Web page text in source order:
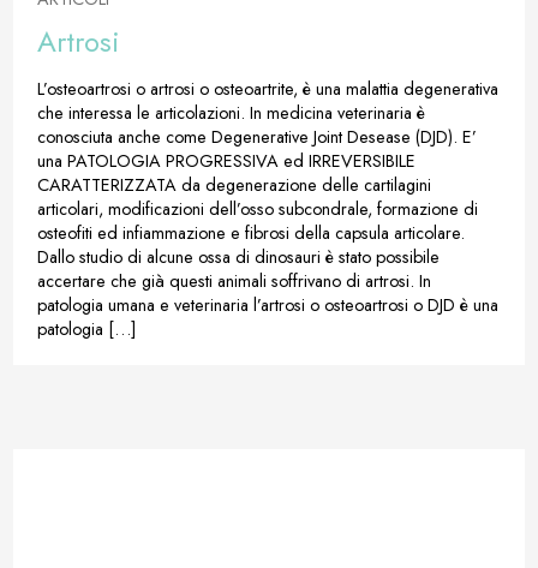
Artrosi
L’osteoartrosi o artrosi o osteoartrite, è una malattia degenerativa
che interessa le articolazioni. In medicina veterinaria è
conosciuta anche come Degenerative Joint Desease (DJD). E’
una PATOLOGIA PROGRESSIVA ed IRREVERSIBILE
CARATTERIZZATA da degenerazione delle cartilagini
articolari, modificazioni dell’osso subcondrale, formazione di
osteofiti ed infiammazione e fibrosi della capsula articolare.
Dallo studio di alcune ossa di dinosauri è stato possibile
accertare che già questi animali soffrivano di artrosi. In
patologia umana e veterinaria l’artrosi o osteoartrosi o DJD è una
patologia […]